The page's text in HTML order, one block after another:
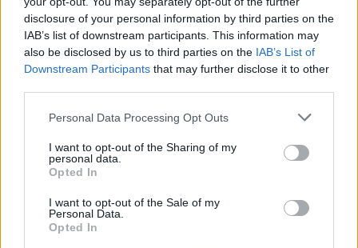
disclosure of your personal information by third parties on the
IAB’s list of downstream participants. This information may
also be disclosed by us to third parties on the IAB’s List of
Downstream Participants that may further disclose it to other
Please note that this website/app uses one or more Google
not limited to your visit or usage behaviour. You may click to
grant or deny consent to Google and its third-party tags to
use your data for below specified purposes in below Google
consent section.
Personal Data Processing Opt Outs
I want to opt-out of the Sharing of my
personal data.
Opted In
I want to opt-out of the Sale of my
Personal Data.
Opted In
φιλοδοξίες του φτάνουν πολύ ψηλά. Σε εκείνο το
σημείο θα έρθειη επαγγελματική πρότασηαπό
μια μεγάλη (γνωστή στο χώρο της) νομική εταιρεία.
Τα οφέλη είναι πολλά για τον ίδιο και τη σύζυγό
του και προμηνύεται μια λαμπρή καριέρα. Το
οικονομικό αποτελεί πάντα ''δέλεαρ'' στη ζωή κάθε
ανθρώπου και όλα φαίνονται ιδανικά. Τα πράγματα
όμως είναι διαφορετικά...